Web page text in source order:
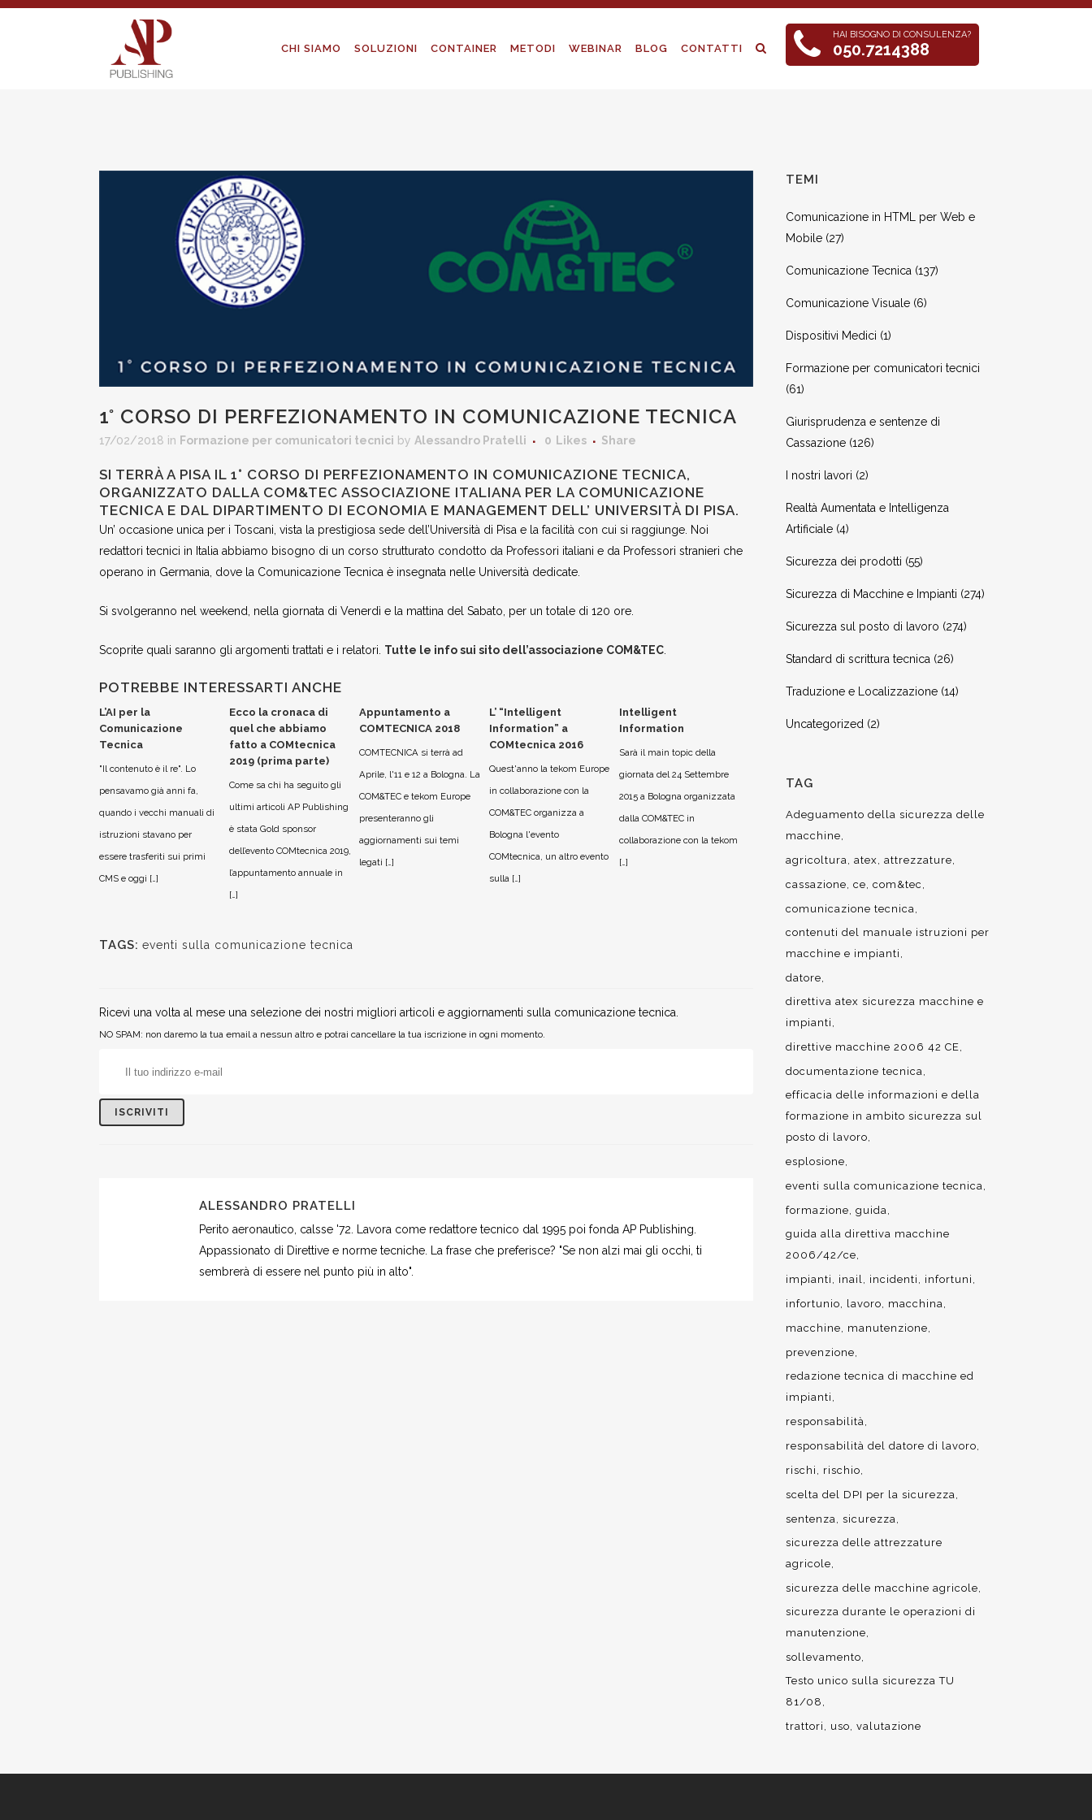
HAI BISOGNO DI CONSULENZA?
050.7214388
CHI SIAMO SOLUZIONI CONTAINER METODI WEBINAR BLOG CONTATTI
1° CORSO DI PERFEZIONAMENTO IN COMUNICAZIONE TECNICA
17/02/2018 in Formazione per comunicatori tecnici by Alessandro Pratelli 0 Likes Share
SI TERRÀ A PISA IL 1° CORSO DI PERFEZIONAMENTO IN COMUNICAZIONE TECNICA,
ORGANIZZATO DALLA COM&TEC ASSOCIAZIONE ITALIANA PER LA COMUNICAZIONE
TECNICA E DAL DIPARTIMENTO DI ECONOMIA E MANAGEMENT DELL’ UNIVERSITÀ DI PISA.
Un’ occasione unica per i Toscani, vista la prestigiosa sede dell’Università di Pisa e la facilità con cui si raggiunge. Noi
redattori tecnici in Italia abbiamo bisogno di un corso strutturato condotto da Professori italiani e da Professori stranieri che
operano in Germania, dove la Comunicazione Tecnica è insegnata nelle Università dedicate.
Si svolgeranno nel weekend, nella giornata di Venerdì e la mattina del Sabato, per un totale di 120 ore.
Scoprite quali saranno gli argomenti trattati e i relatori. Tutte le info sui sito dell’associazione COM&TEC
POTREBBE INTERESSARTI ANCHE
L’AI per la
Comunicazione
Tecnica
"Il contenuto è il re". Lo
pensavamo già anni fa,
quando i vecchi manuali di
istruzioni stavano per
essere trasferiti sui primi
CMS e oggi […]
Ecco la cronaca di
quel che abbiamo
fatto a COMtecnica
2019 (prima parte)
Come sa chi ha seguito gli
ultimi articoli AP Publishing
è stata Gold sponsor
dell’evento COMtecnica 2019,
l’appuntamento annuale in
[…]
Appuntamento a
COMTECNICA 2018
COMTECNICA si terrà ad
Aprile, l'11 e 12 a Bologna. La
COM&TEC e tekom Europe
presenteranno gli
aggiornamenti sui temi
legati […]
L’ “Intelligent
Information” a
COMtecnica 2016
Quest'anno la tekom Europe
in collaborazione con la
COM&TEC organizza a
Bologna l'evento
COMtecnica, un altro evento
sulla […]
Intelligent
Information
Sarà il main topic della
giornata del 24 Settembre
2015 a Bologna organizzata
dalla COM&TEC in
collaborazione con la tekom
[…]
TAGS: eventi sulla comunicazione tecnica
Ricevi una volta al mese una selezione dei nostri migliori articoli e aggiornamenti sulla comunicazione tecnica.
NO SPAM: non daremo la tua email a nessun altro e potrai cancellare la tua iscrizione in ogni momento.
ALESSANDRO PRATELLI
Perito aeronautico, calsse '72. Lavora come redattore tecnico dal 1995 poi fonda AP Publishing.
Appassionato di Direttive e norme tecniche. La frase che preferisce? "Se non alzi mai gli occhi, ti
sembrerà di essere nel punto più in alto".
TEMI
Comunicazione in HTML per Web e
Mobile (27)
Comunicazione Tecnica (137)
Comunicazione Visuale (6)
Dispositivi Medici (1)
Formazione per comunicatori tecnici
(61)
Giurisprudenza e sentenze di
Cassazione (126)
I nostri lavori (2)
Realtà Aumentata e Intelligenza
Artificiale (4)
Sicurezza dei prodotti (55)
Sicurezza di Macchine e Impianti (274)
Sicurezza sul posto di lavoro (274)
Standard di scrittura tecnica (26)
Traduzione e Localizzazione (14)
Uncategorized (2)
TAG
Adeguamento della sicurezza delle
macchine
agricoltura atex
attrezzature
cassazione ce com&tec
comunicazione tecnica
contenuti del manuale istruzioni per
macchine e impianti
datore
direttiva atex sicurezza macchine e
impianti
direttive macchine 2006 42 CE
documentazione tecnica
efficacia delle informazioni e della
formazione in ambito sicurezza sul
posto di lavoro
esplosione
eventi sulla comunicazione tecnica
formazione guida
guida alla direttiva macchine
2006/42/ce
impianti
inail incidenti
infortuni
infortunio
lavoro
macchina
macchine
manutenzione
prevenzione
redazione tecnica di macchine ed
impianti
responsabilità
responsabilità del datore di lavoro
rischi
rischio
scelta del DPI per la sicurezza
sentenza sicurezza
sicurezza delle attrezzature
agricole
sicurezza delle macchine agricole
sicurezza durante le operazioni di
manutenzione
sollevamento
Testo unico sulla sicurezza TU
81/08
trattori
uso valutazione